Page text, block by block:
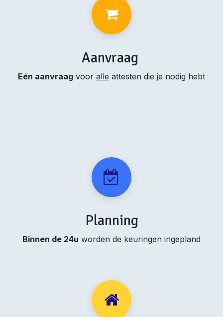
Aanvraag
Eén aanvraag voor alle attesten die je nodig hebt
Planning
Binnen de 24u worden de keuringen ingepland